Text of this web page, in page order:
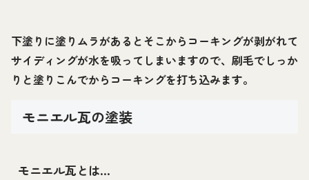
下塗りに塗りムラがあるとそこからコーキングが剥がれて
サイディングが水を吸ってしまいますので、刷毛でしっか
りと塗りこんでからコーキングを打ち込みます。
モニエル瓦の塗装
モニエル瓦とは…